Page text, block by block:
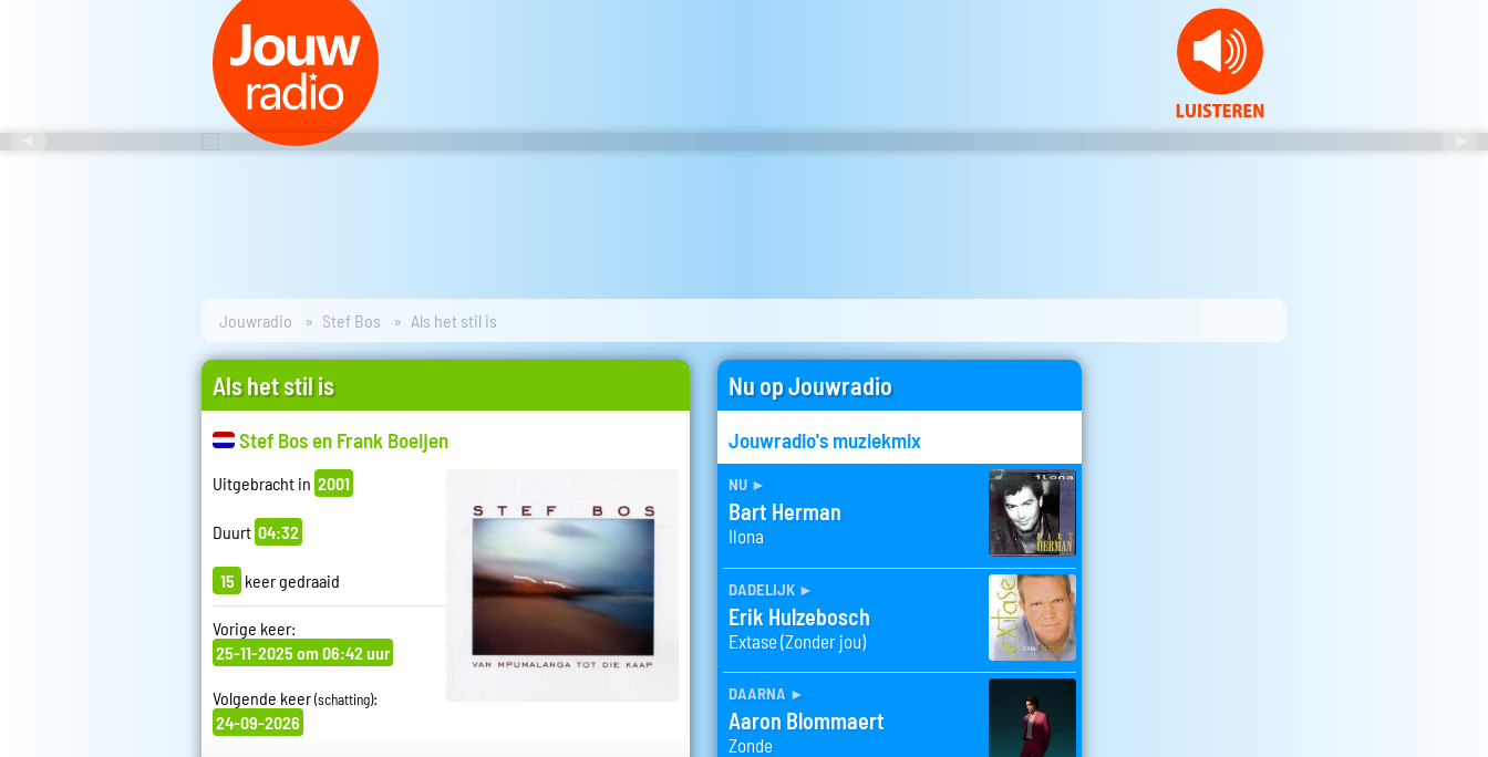
Jouwradio Stef Bos Als het stil is
Als het stil is
Stef Bos en Frank Boeijen
Uitgebracht in 2001
Duurt 04:32
15 keer gedraaid
Vorige keer:
25-11-2025 om 06:42 uur
Volgende keer(schatting):
24-09-2026
Nu op Jouwradio
Jouwradio's muziekmix
nu ►
Bart Herman
Ilona
dadelijk ►
Erik Hulzebosch
Extase (Zonder jou)
daarna ►
Aaron Blommaert
Zonde